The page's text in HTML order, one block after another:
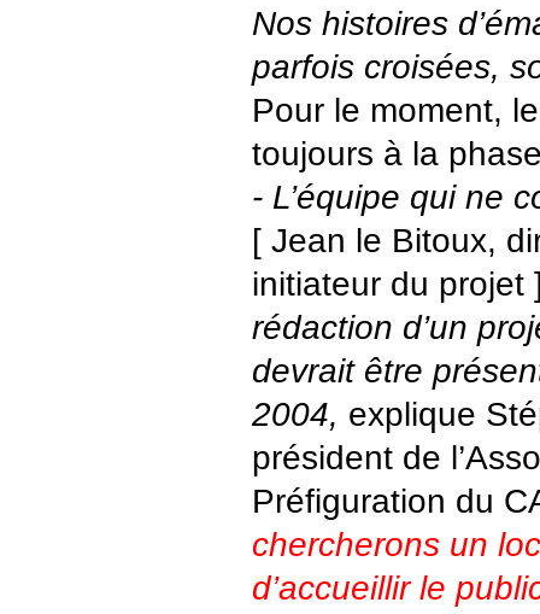
Nos histoires
parfois croisées,
Pour le moment,
toujours à la
- L’équipe qui ne
[ Jean le Bitoux,
initiateur du
rédaction d’un
devrait être
2004, explique
président de
Préfiguration du
chercherons un
d’accueillir le